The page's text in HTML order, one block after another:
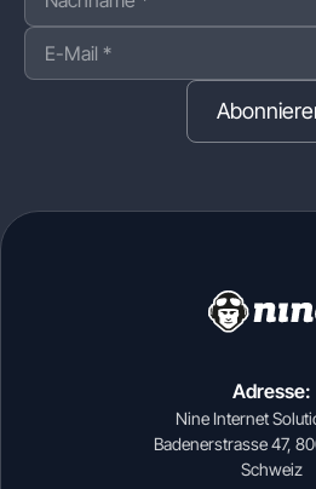
Adresse:
Nine Internet
Badenerstrasse 47,
Schweiz